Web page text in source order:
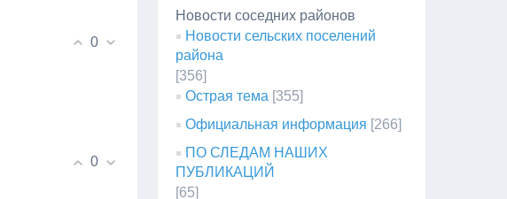
0
0
Новости соседних районов
Новости сельских поселений
района
[356]
Острая тема [355]
Официальная информация [266]
ПО СЛЕДАМ НАШИХ
ПУБЛИКАЦИЙ
[65]